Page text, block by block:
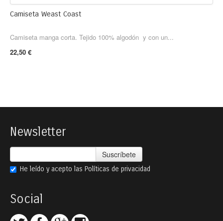
Camiseta Weast Coast
Camiseta manga corta. Tejido 100% algodón y con un...
22,50 €
Newsletter
Suscríbete
He leído y acepto las Políticas de privacidad
Social